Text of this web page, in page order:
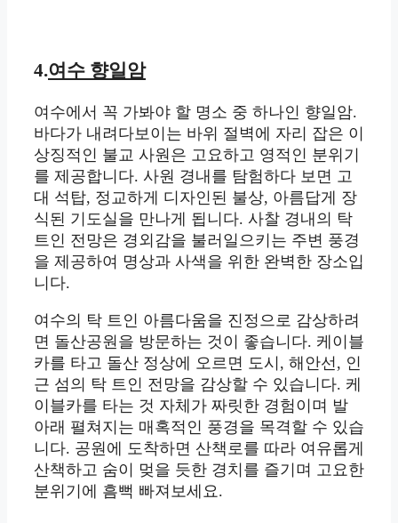
4.여수 향일암
여수에서 꼭 가봐야 할 명소 중 하나인 향일암.
바다가 내려다보이는 바위 절벽에 자리 잡은 이
상징적인 불교 사원은 고요하고 영적인 분위기
를 제공합니다. 사원 경내를 탐험하다 보면 고
대 석탑, 정교하게 디자인된 불상, 아름답게 장
식된 기도실을 만나게 됩니다. 사찰 경내의 탁
트인 전망은 경외감을 불러일으키는 주변 풍경
을 제공하여 명상과 사색을 위한 완벽한 장소입
니다.
여수의 탁 트인 아름다움을 진정으로 감상하려
면 돌산공원을 방문하는 것이 좋습니다. 케이블
카를 타고 돌산 정상에 오르면 도시, 해안선, 인
근 섬의 탁 트인 전망을 감상할 수 있습니다. 케
이블카를 타는 것 자체가 짜릿한 경험이며 발
아래 펼쳐지는 매혹적인 풍경을 목격할 수 있습
니다. 공원에 도착하면 산책로를 따라 여유롭게
산책하고 숨이 멎을 듯한 경치를 즐기며 고요한
분위기에 흠뻑 빠져보세요.